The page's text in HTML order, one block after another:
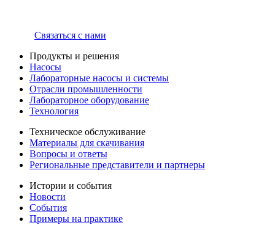
Связаться с нами
Продукты и решения
Насосы
Лабораторные насосы и системы
Отрасли промышленности
Лабораторное оборудование
Технология
Техническое обслуживание
Материалы для скачивания
Вопросы и ответы
Региональные представители и партнеры
Истории и события
Новости
События
Примеры на практике